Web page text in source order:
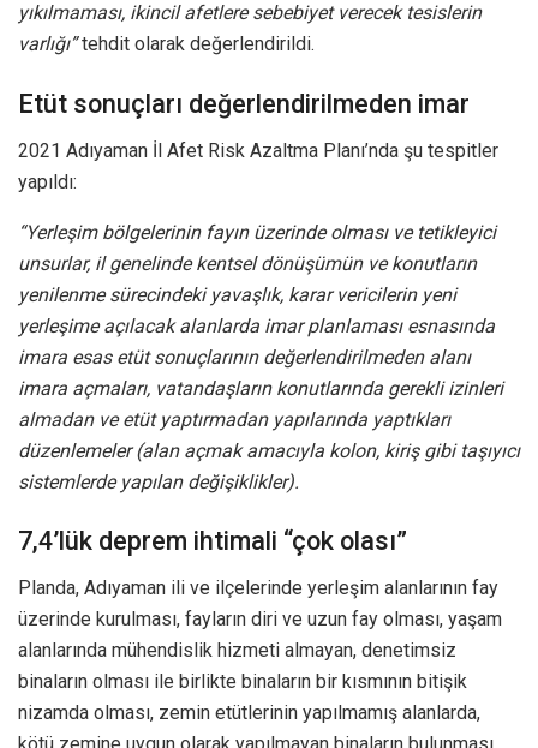
yıkılmaması, ikincil afetlere sebebiyet verecek tesislerin
varlığı”tehdit olarak değerlendirildi.
Etüt sonuçları değerlendirilmeden imar
2021 Adıyaman İl Afet Risk Azaltma Planı’nda şu tespitler
yapıldı:
“Yerleşim bölgelerinin fayın üzerinde olması ve tetikleyici
unsurlar, il genelinde kentsel dönüşümün ve konutların
yenilenme sürecindeki yavaşlık, karar vericilerin yeni
yerleşime açılacak alanlarda imar planlaması esnasında
imara esas etüt sonuçlarının değerlendirilmeden alanı
imara açmaları, vatandaşların konutlarında gerekli izinleri
almadan ve etüt yaptırmadan yapılarında yaptıkları
düzenlemeler (alan açmak amacıyla kolon, kiriş gibi taşıyıcı
sistemlerde yapılan değişiklikler).
7,4’lük deprem ihtimali “çok olası”
Planda, Adıyaman ili ve ilçelerinde yerleşim alanlarının fay
üzerinde kurulması, fayların diri ve uzun fay olması, yaşam
alanlarında mühendislik hizmeti almayan, denetimsiz
binaların olması ile birlikte binaların bir kısmının bitişik
nizamda olması, zemin etütlerinin yapılmamış alanlarda,